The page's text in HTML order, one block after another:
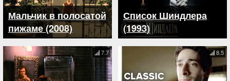
Мальчик в полосатой
пижаме (2008)
Список Шиндлера
(1993)
7.7 8.5